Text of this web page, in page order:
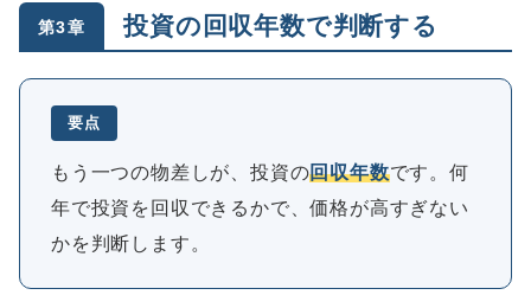
第3章 投資の回収年数で判断する
要点
もう一つの物差しが、投資の回収年数です。何
年で投資を回収できるかで、価格が高すぎない
かを判断します。